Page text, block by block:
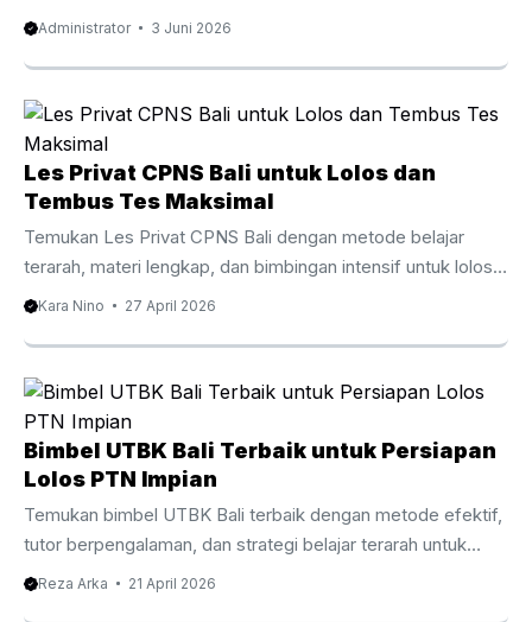
berpengalaman untuk meningkatkan peluang lolos PTN
Kampus Impian Persaingan masuk perguruan tinggi negeri
semakin ketat dari tahun ke tahun. Oleh karena itu, banyak
siswa mulai mencari metode belajar yang lebih efektif agar
mampu menghadapi ujian dengan percaya diri. Salah satu
pilihan yang semakin diminati adalah les privat UTBK
Gianyar karena menawarkan pembelajaran yang lebih fokus,
fleksibel, dan ...
Administrator 3 Juni 2026
Les Privat CPNS Bali untuk Lolos dan
Tembus Tes Maksimal
Temukan Les Privat CPNS Bali dengan metode belajar
terarah, materi lengkap, dan bimbingan intensif untuk lolos
seleksi CPNS. Pengantar Les Privat CPNS Bali
strategi yang tepat dan latihan yang konsisten. Oleh karena
itu, banyak peserta kini memilih Les Privat CPNS Bali
sebagai cara efektif untuk meningkatkan peluang lolos.
Dengan persaingan yang semakin ketat setiap tahunnya,
belajar secara mandiri sering kali terasa kurang cukup. Di
Bali, minat terhadap bimbingan privat CPNS terus
meningkat. Hal ini ...
Kara Nino 27 April 2026
Bimbel UTBK Bali Terbaik untuk Persiapan
Lolos PTN Impian
Temukan bimbel UTBK Bali terbaik dengan metode efektif,
tutor berpengalaman, dan strategi belajar terarah untuk
lolos PTN impian. Baca panduan lengkapnya di sini.
Reza Arka 21 April 2026